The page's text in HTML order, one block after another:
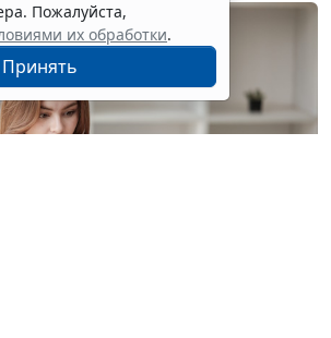
Пожалуйста,
их обработки.
Принять